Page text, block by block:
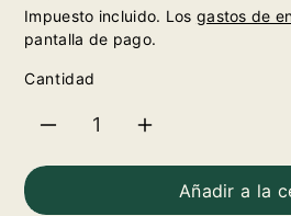
habitual
Impuesto incluido. Los gastos de
pantalla de pago.
Cantidad
cantidad
Añadir a la